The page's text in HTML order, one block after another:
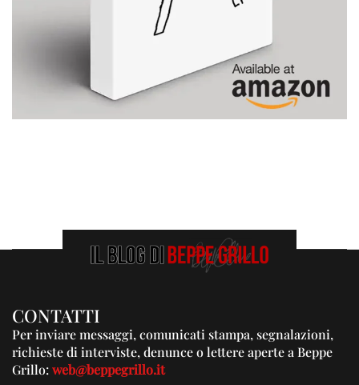
CONTATTI
Per inviare messaggi, comunicati stampa, segnalazioni,
richieste di interviste, denunce o lettere aperte a Beppe
Grillo:web@beppegrillo.it